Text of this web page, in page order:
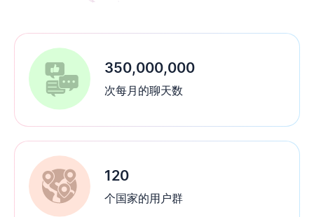
350,000,000
次每月的聊天数
120
个国家的用户群